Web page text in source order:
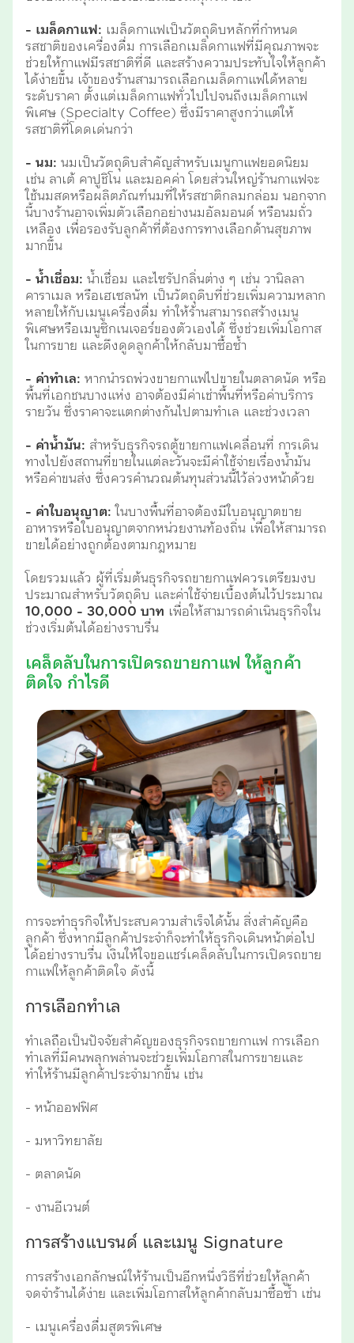
- เมล็ดกาแฟ: เมล็ดกาแฟเป็นวัตถุดิบหลักที่กำหนด
รสชาติของเครื่องดื่ม การเลือกเมล็ดกาแฟที่มีคุณภาพจะ
ช่วยให้กาแฟมีรสชาติที่ดี และสร้างความประทับใจให้ลูกค้า
ได้ง่ายขึ้น เจ้าของร้านสามารถเลือกเมล็ดกาแฟได้หลาย
ระดับราคา ตั้งแต่เมล็ดกาแฟทั่วไปไปจนถึงเมล็ดกาแฟ
พิเศษ (Specialty Coffee) ซึ่งมีราคาสูงกว่าแต่ให้
รสชาติที่โดดเด่นกว่า
- นม: นมเป็นวัตถุดิบสำคัญสำหรับเมนูกาแฟยอดนิยม
เช่น ลาเต้ คาปูชิโน และมอคค่า โดยส่วนใหญ่ร้านกาแฟจะ
ใช้นมสดหรือผลิตภัณฑ์นมที่ให้รสชาติกลมกล่อม นอกจาก
นี้บางร้านอาจเพิ่มตัวเลือกอย่างนมอัลมอนด์ หรือนมถั่ว
เหลือง เพื่อรองรับลูกค้าที่ต้องการทางเลือกด้านสุขภาพ
มากขึ้น
- น้ำเชื่อม: น้ำเชื่อม และไซรัปกลิ่นต่าง ๆ เช่น วานิลลา
คาราเมล หรือเฮเซลนัท เป็นวัตถุดิบที่ช่วยเพิ่มความหลาก
หลายให้กับเมนูเครื่องดื่ม ทำให้ร้านสามารถสร้างเมนู
พิเศษหรือเมนูซิกเนเจอร์ของตัวเองได้ ซึ่งช่วยเพิ่มโอกาส
ในการขาย และดึงดูดลูกค้าให้กลับมาซื้อซ้ำ
- ค่าทำเล: หากนำรถพ่วงขายกาแฟไปขายในตลาดนัด หรือ
พื้นที่เอกชนบางแห่ง อาจต้องมีค่าเช่าพื้นที่หรือค่าบริการ
รายวัน ซึ่งราคาจะแตกต่างกันไปตามทำเล และช่วงเวลา
- ค่าน้ำมัน: สำหรับธุรกิจรถตู้ขายกาแฟเคลื่อนที่ การเดิน
ทางไปยังสถานที่ขายในแต่ละวันจะมีค่าใช้จ่ายเรื่องน้ำมัน
หรือค่าขนส่ง ซึ่งควรคำนวณต้นทุนส่วนนี้ไว้ล่วงหน้าด้วย
- ค่าใบอนุญาต: ในบางพื้นที่อาจต้องมีใบอนุญาตขาย
อาหารหรือใบอนุญาตจากหน่วยงานท้องถิ่น เพื่อให้สามารถ
ขายได้อย่างถูกต้องตามกฎหมาย
โดยรวมแล้ว ผู้ที่เริ่มต้นธุรกิจรถขายกาแฟควรเตรียมงบ
ประมาณสำหรับวัตถุดิบ และค่าใช้จ่ายเบื้องต้นไว้ประมาณ
10,000 - 30,000 บาท เพื่อให้สามารถดำเนินธุรกิจใน
ช่วงเริ่มต้นได้อย่างราบรื่น
เคล็ดลับในการเปิดรถขายกาแฟ ให้ลูกค้า
ติดใจ กำไรดี
การจะทำธุรกิจให้ประสบความสำเร็จได้นั้น สิ่งสำคัญคือ
ลูกค้า ซึ่งหากมีลูกค้าประจำก็จะทำให้ธุรกิจเดินหน้าต่อไป
ได้อย่างราบรื่น เงินให้ใจขอแชร์เคล็ดลับในการเปิดรถขาย
กาแฟให้ลูกค้าติดใจ ดังนี้
การเลือกทำเล
ทำเลถือเป็นปัจจัยสำคัญของธุรกิจรถขายกาแฟ การเลือก
ทำเลที่มีคนพลุกพล่านจะช่วยเพิ่มโอกาสในการขายและ
ทำให้ร้านมีลูกค้าประจำมากขึ้น เช่น
- หน้าออฟฟิศ
- มหาวิทยาลัย
- ตลาดนัด
- งานอีเวนต์
การสร้างแบรนด์ และเมนู Signature
การสร้างเอกลักษณ์ให้ร้านเป็นอีกหนึ่งวิธีที่ช่วยให้ลูกค้า
จดจำร้านได้ง่าย และเพิ่มโอกาสให้ลูกค้ากลับมาซื้อซ้ำ เช่น
- เมนูเครื่องดื่มสูตรพิเศษ